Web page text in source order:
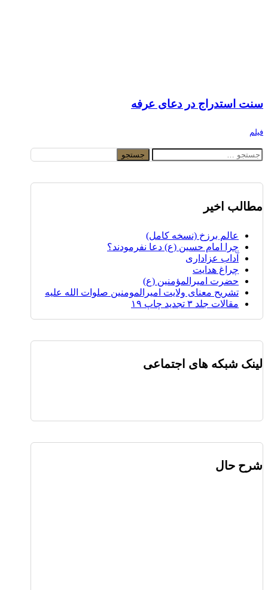
سنت استدراج در دعای عرفه
فیلم
جستجو
برای:
مطالب اخیر
عالم برزخ (نسخه کامل)
چرا امام حسین (ع) دعا نفرمودند؟
آداب عزاداری
چراغ هدایت
حضرت امیرالمؤمنین (ع)
تشریح معنای ولایت امیرالمومنین صلوات الله علیه
مقالات جلد ۳ تجدید چاپ ۱۹
لینک شبکه های اجتماعی
شرح حال